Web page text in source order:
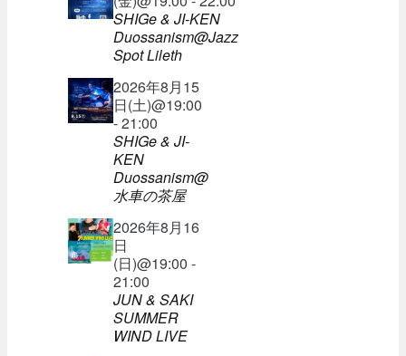
SHIGe & JI-KEN
Duossanism@Jazz
Spot Lileth
2026年8月15
日(土)@19:00
- 21:00
SHIGe & JI-
KEN
Duossanism@
水車の茶屋
2026年8月16
日
(日)@19:00 -
21:00
JUN & SAKI
SUMMER
WIND LIVE